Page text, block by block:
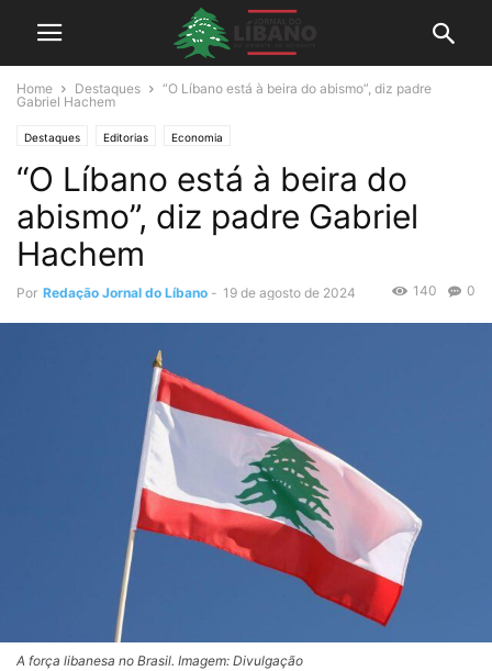
Home Destaques
“O Líbano está à beira do abismo”, diz padre
Gabriel Hachem
Destaques Editorias Economia
“O Líbano está à beira do
abismo”, diz padre Gabriel
Hachem
Por Redação Jornal do Líbano - 19 de agosto de 2024 0
140
A força libanesa no Brasil. Imagem: Divulgação